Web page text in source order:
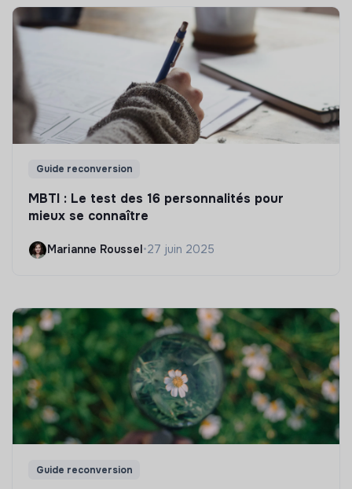
Guide reconversion
MBTI : Le test des 16 personnalités pour
mieux se connaître
Marianne Roussel •27 juin 2025
Guide reconversion